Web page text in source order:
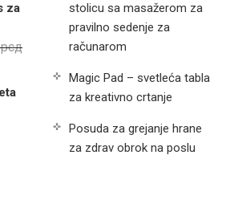
za
рсдОригинална
4,000.00 рсд.
Тренутна
1,990.00 рсд.
stolicu sa masažerom za
pravilno sedenje za
računarom
Magic Pad – svetleća tabla
za kreativno crtanje
Posuda za grejanje hrane
za zdrav obrok na poslu